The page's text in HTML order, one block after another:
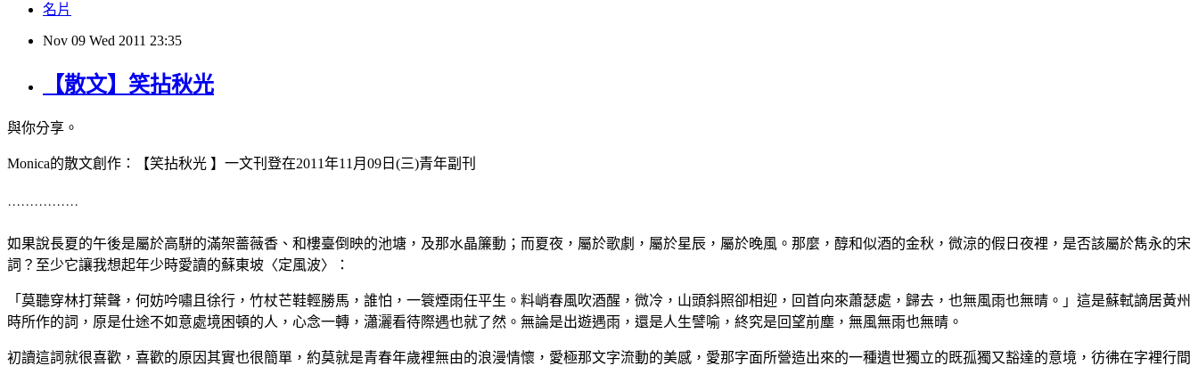
名片
Nov 09 Wed 2011 23:35
【散文】笑拈秋光
與你分享。
Monica的散文創作：【笑拈秋光 】一文刊登在2011年11 月 09 日 (三)青年副刊
˙˙˙˙˙˙˙˙˙˙˙˙˙˙˙˙
如果說長夏的午後是屬於高駢的滿架薔薇香、和樓臺倒映的池塘，及那水晶簾動；而夏夜，屬於歌劇，屬於星辰，屬於晚風。那麼，醇和似酒的金秋，微涼的假日夜裡，是否該屬於雋永的宋
詞？至少它讓我想起年少時愛讀的蘇東坡〈定風波〉：
「莫聽穿林打葉聲，何妨吟嘯且徐行，竹杖芒鞋輕勝馬，誰怕，一簑煙雨任平生。料峭春風吹酒醒，微冷，山頭斜照卻相迎，回首向來蕭瑟處，歸去，也無風雨也無晴。」這是蘇軾謫居黃州
時所作的詞，原是仕途不如意處境困頓的人，心念一轉，瀟灑看待際遇也就了然。無論是出遊遇雨，還是人生譬喻，終究是回望前塵，無風無雨也無晴。
初讀這詞就很喜歡，喜歡的原因其實也很簡單，約莫就是青春年歲裡無由的浪漫情懷，愛極那文字流動的美感，愛那字面所營造出來的一種遺世獨立的既孤獨又豁達的意境，彷彿在字裡行間